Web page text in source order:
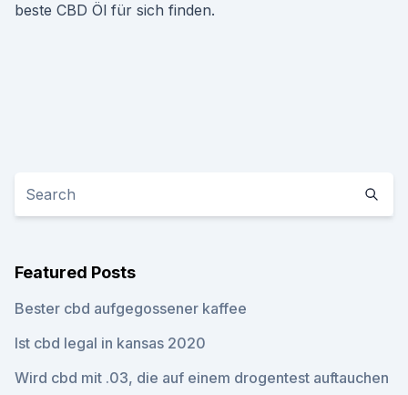
beste CBD Öl für sich finden.
Featured Posts
Bester cbd aufgegossener kaffee
Ist cbd legal in kansas 2020
Wird cbd mit .03, die auf einem drogentest auftauchen